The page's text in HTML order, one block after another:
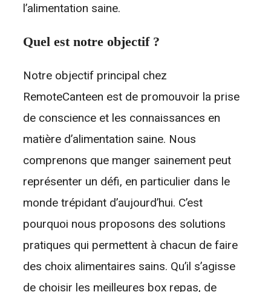
l’alimentation saine.
Quel est notre objectif ?
Notre objectif principal chez
RemoteCanteen est de promouvoir la prise
de conscience et les connaissances en
matière d’alimentation saine. Nous
comprenons que manger sainement peut
représenter un défi, en particulier dans le
monde trépidant d’aujourd’hui. C’est
pourquoi nous proposons des solutions
pratiques qui permettent à chacun de faire
des choix alimentaires sains. Qu’il s’agisse
de choisir les meilleures box repas, de